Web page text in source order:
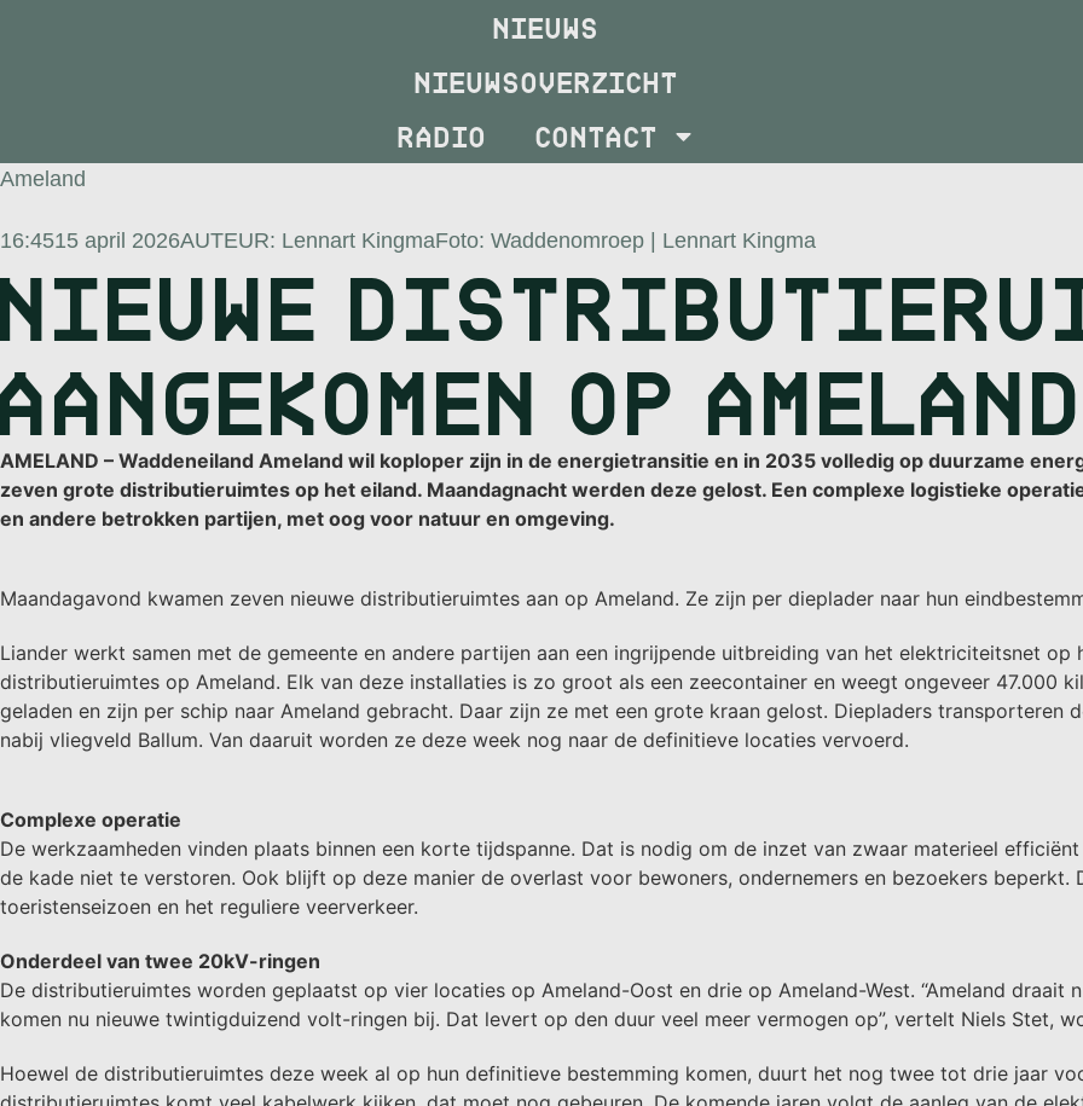
NIEUWS
NIEUWSOVERZICHT
RADIO
CONTACT
Ameland
16:4515 april 2026AUTEUR: Lennart KingmaFoto: Waddenomroep | Lennart Kingma
NIEUWE
AANGEKOMEN OP
AMELAND – Waddeneiland Ameland wil koploper zijn in de energietransitie en in 2035 volledig op duurzame
zeven grote distributieruimtes op het eiland. Maandagnacht werden deze gelost. Een complexe logistieke
en andere betrokken partijen, met oog voor natuur en omgeving.
Maandagavond kwamen zeven nieuwe distributieruimtes aan op Ameland. Ze zijn per dieplader naar hun
Liander werkt samen met de gemeente en andere partijen aan een ingrijpende uitbreiding van het elektriciteitsnet
distributieruimtes op Ameland. Elk van deze installaties is zo groot als een zeecontainer en weegt ongeveer 47.000
geladen en zijn per schip naar Ameland gebracht. Daar zijn ze met een grote kraan gelost. Diepladers
nabij vliegveld Ballum. Van daaruit worden ze deze week nog naar de definitieve locaties vervoerd.
Complexe operatie
De werkzaamheden vinden plaats binnen een korte tijdspanne. Dat is nodig om de inzet van zwaar materieel
de kade niet te verstoren. Ook blijft op deze manier de overlast voor bewoners, ondernemers en bezoekers beperkt.
toeristenseizoen en het reguliere veerverkeer.
Onderdeel van twee 20kV-ringen
De distributieruimtes worden geplaatst op vier locaties op Ameland-Oost en drie op Ameland-West. “Ameland draait
komen nu nieuwe twintigduizend volt-ringen bij. Dat levert op den duur veel meer vermogen op”, vertelt Niels Stet,
Hoewel de distributieruimtes deze week al op hun definitieve bestemming komen, duurt het nog twee tot drie jaar